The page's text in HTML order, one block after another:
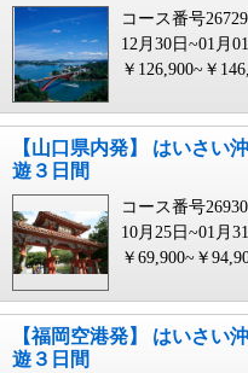
コース番号
12月30日~01月
￥126,900~￥
【山口県内発】 はいさい
遊３日間
コース番号
10月25日~01月
￥69,900~￥
【福岡空港発】 はいさい
遊３日間